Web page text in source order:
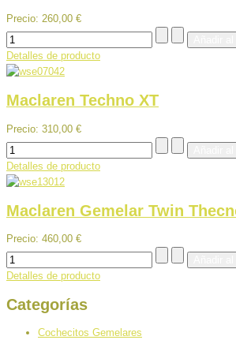
Precio: 260,00 €
Detalles de producto
Maclaren Techno XT
Precio: 310,00 €
Detalles de producto
Maclaren Gemelar Twin
Precio: 460,00 €
Detalles de producto
Categorías
Cochecitos Gemelares